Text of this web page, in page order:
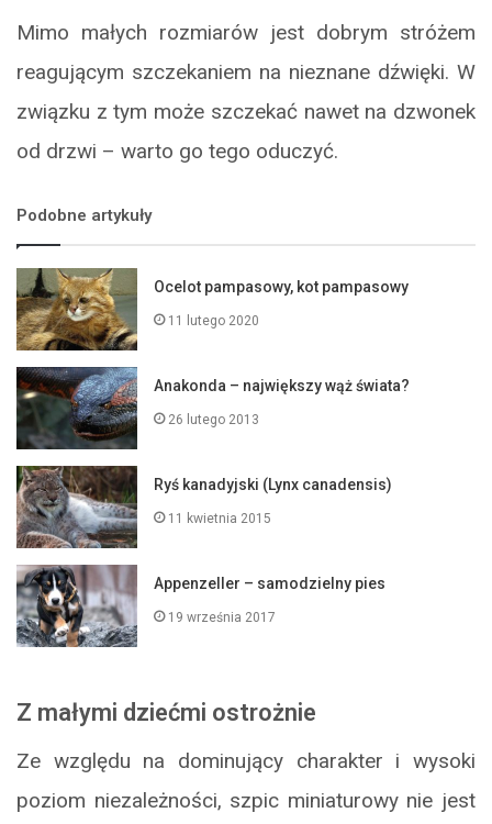
Mimo małych rozmiarów jest dobrym stróżem
reagującym szczekaniem na nieznane dźwięki. W
związku z tym może szczekać nawet na dzwonek
od drzwi – warto go tego oduczyć.
Podobne artykuły
Ocelot pampasowy, kot pampasowy
11 lutego 2020
Anakonda – największy wąż świata?
26 lutego 2013
Ryś kanadyjski (Lynx canadensis)
11 kwietnia 2015
Appenzeller – samodzielny pies
19 września 2017
Z małymi dziećmi ostrożnie
Ze względu na dominujący charakter i wysoki
poziom niezależności, szpic miniaturowy nie jest